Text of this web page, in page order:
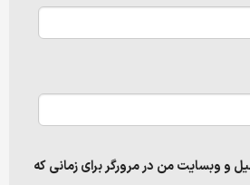
و وبسایت من در مرورگر برای زمانی که